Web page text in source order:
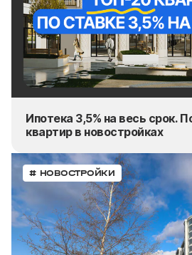
Ипотека 3,5% на весь срок.
квартир в новостройках
# НОВОСТРОЙКИ